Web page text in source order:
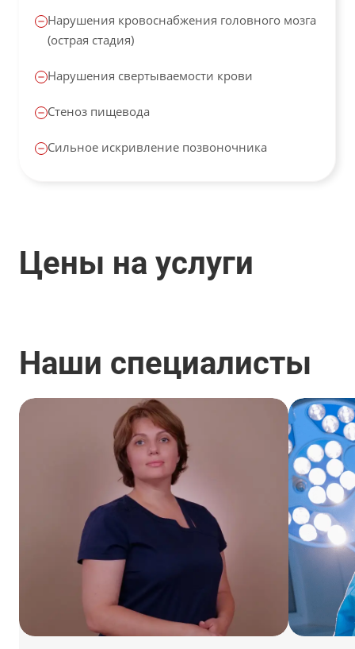
Нарушения кровоснабжения головного мозга
(острая стадия)
Нарушения свертываемости крови
Стеноз пищевода
Сильное искривление позвоночника
Цены на услуги
Наши специалисты